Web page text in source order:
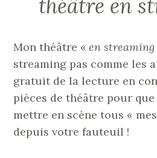
théâtre en
Mon théâtre «en streaming
streaming pas comme les
gratuit de la lecture en
pièces de théâtre pour
mettre en scène tous «
depuis votre fauteuil !